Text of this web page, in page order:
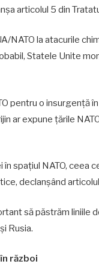
articolul 5 din
NATO la atacurile
Statele Unite
pentru o insurgență
ar expune țările
spațiul NATO, ceea
declanșând
să păstrăm liniile
Rusia.
război